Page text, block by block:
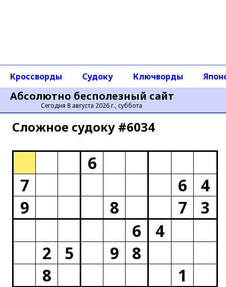
Абсолютно бесполезный сайт
Сегодня 8 августа 2026 г., суббота
Кроссворды Судоку Ключворды
Сложное cудоку #6034
6
7
6
4
9
8 7
3
6
4
2
5 9
8
8
1